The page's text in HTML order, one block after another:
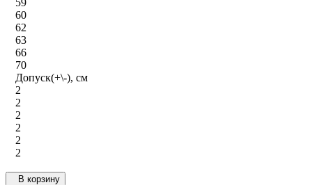
60
62
63
66
70
Допуск(+\-), см
2
2
2
2
2
2
В корзину